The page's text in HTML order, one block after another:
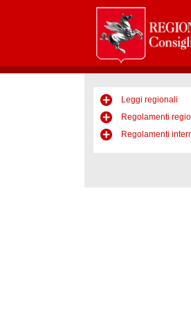
Leggi regionali
Regolamenti
Regolamenti